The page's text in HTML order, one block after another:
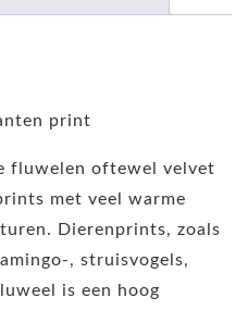
print
fluwelen oftewel velvet
met veel warme
Dierenprints, zoals
, struisvogels,
is een hoog